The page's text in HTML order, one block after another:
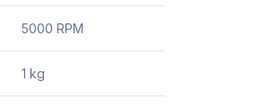
5000 RPM
1 kg